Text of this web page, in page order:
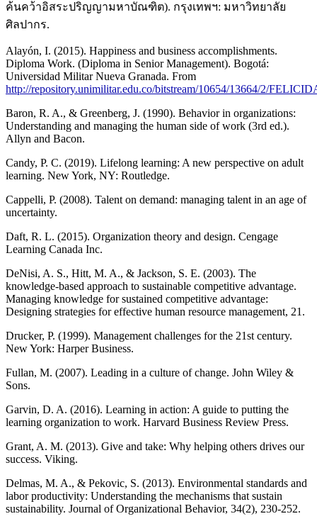
ค้นคว้าอิสระปริญญามหาบัณฑิต). กรุงเทพฯ: มหาวิทยาลัย
ศิลปากร.
Alayón, I. (2015). Happiness and business accomplishments.
Diploma Work. (Diploma in Senior Management). Bogotá:
Universidad Militar Nueva Granada. From
http://repository.unimilitar.edu.co/bitstream/10654/13664/2/
Baron, R. A., & Greenberg, J. (1990). Behavior in organizations:
Understanding and managing the human side of work (3rd ed.).
Allyn and Bacon.
Candy, P. C. (2019). Lifelong learning: A new perspective on adult
learning. New York, NY: Routledge.
Cappelli, P. (2008). Talent on demand: managing talent in an age of
uncertainty.
Daft, R. L. (2015). Organization theory and design. Cengage
Learning Canada Inc.
DeNisi, A. S., Hitt, M. A., & Jackson, S. E. (2003). The
knowledge-based approach to sustainable competitive advantage.
Managing knowledge for sustained competitive advantage:
Designing strategies for effective human resource management, 21.
Drucker, P. (1999). Management challenges for the 21st century.
New York: Harper Business.
Fullan, M. (2007). Leading in a culture of change. John Wiley &
Sons.
Garvin, D. A. (2016). Learning in action: A guide to putting the
learning organization to work. Harvard Business Review Press.
Grant, A. M. (2013). Give and take: Why helping others drives our
success. Viking.
Delmas, M. A., & Pekovic, S. (2013). Environmental standards and
labor productivity: Understanding the mechanisms that sustain
sustainability. Journal of Organizational Behavior, 34(2), 230-252.